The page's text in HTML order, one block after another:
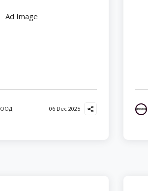
06 Dec 2025